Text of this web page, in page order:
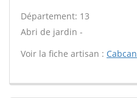
Département: 13
Abri de jardin -
Voir la fiche artisan : Cabcan